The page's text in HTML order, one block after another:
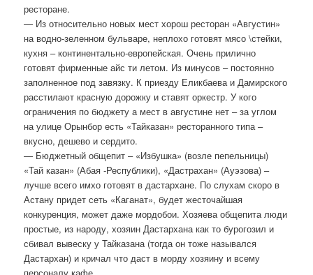
ресторане.
— Из относительно новых мест хорош ресторан «Августин»
на водно-зеленном бульваре, неплохо готовят мясо \стейки,
кухня – континентально-европейская. Очень прилично
готовят фирменные айс ти летом. Из минусов – постоянно
заполненное под завязку. К приезду Еликбаева и Дамирского
расстилают красную дорожку и ставят оркестр. У кого
ограничения по бюджету а мест в августине нет – за углом
на улице Орынбор есть «Тайказан» ресторанного типа –
вкусно, дешево и сердито.
— Бюджетный общепит – «Избушка» (возле пепельницы)
«Тай казан» (Абая -Республики), «Дастрахан» (Ауэзова) –
лучше всего имхо готовят в дастархане. По слухам скоро в
Астану придет сеть «Каганат», будет жесточайшая
конкуренция, может даже мордобои. Хозяева общепита люди
простые, из народу, хозяин Дастархана как то бурогозил и
сбивал вывеску у Тайказана (тогда он тоже назывался
Дастархан) и кричал что даст в морду хозяину и всему